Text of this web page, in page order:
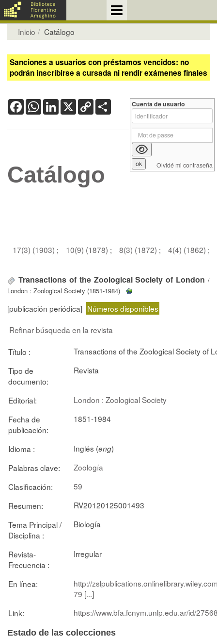
Inicio Catálogo
Sanciones a usuarios con préstamos vencidos: no
podrán inscribirse a cursada ni rendir exámenes finales
FacebookWhatsApp
LinkedIn
X Copy
Link
Catálogo
17(3) (1903) ; 10(9) (1878) ; 8(3) (1872) ; 4(4) (1862) ;
Transactions of the Zoological Society of London /
London : Zoological Society (1851-1984)
[publicación periódica] Números disponibles
Refinar búsqueda en la revista
Título :
Transactions of the Zoological Society of
Tipo de
documento:
Revista
Editorial:
London : Zoological Society
Fecha de
publicación:
1851-1984
Idioma : Inglés (eng)
Palabras clave:
Zoología
Clasificación:
59
Resumen:
RV20120125001493
Tema Principal /
Disciplina :
Biología
Revista-
Frecuencia :
Irregular
En línea:
http://
79 [...]
Link:
https://www.bfa.fcnym.unlp.edu.ar/id/
Estado de las colecciones
Cuenta de usuario
Olvidé mi contraseña